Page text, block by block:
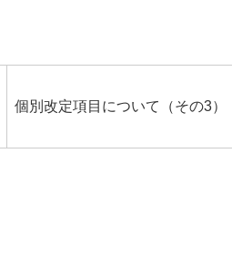
個別改定項目について（その3）